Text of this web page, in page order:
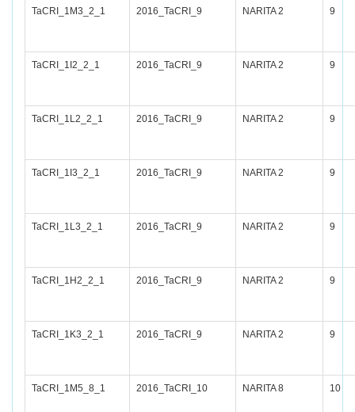
TaCRI_1M3_2_1 2016_TaCRI_9 NARITA 2 9
TaCRI_1I2_2_1 2016_TaCRI_9 NARITA 2 9
TaCRI_1L2_2_1 2016_TaCRI_9 NARITA 2 9
TaCRI_1I3_2_1 2016_TaCRI_9 NARITA 2 9
TaCRI_1L3_2_1 2016_TaCRI_9 NARITA 2 9
TaCRI_1H2_2_1 2016_TaCRI_9 NARITA 2 9
TaCRI_1K3_2_1 2016_TaCRI_9 NARITA 2 9
TaCRI_1M5_8_1 2016_TaCRI_10 NARITA 8 10